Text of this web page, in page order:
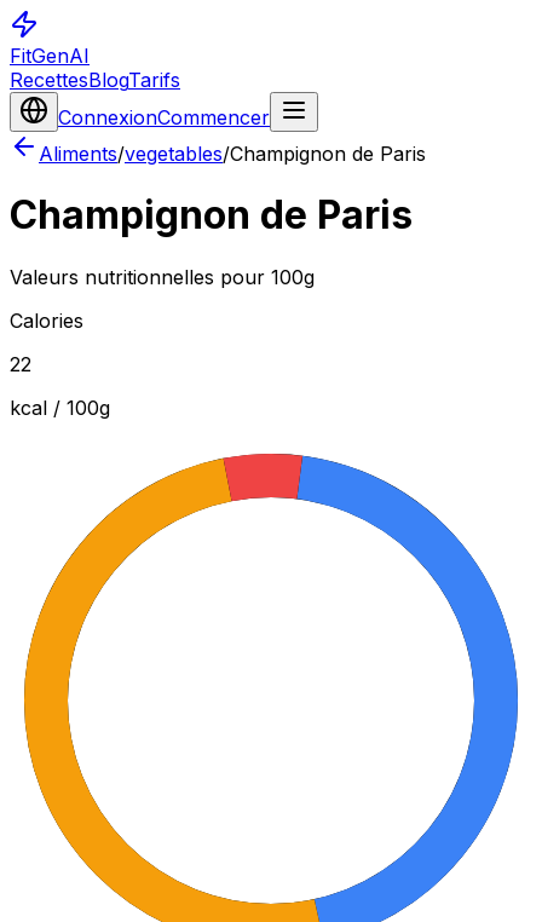
FitGenAI
RecettesBlogTarifs
ConnexionCommencer
Aliments/vegetables/Champignon de Paris
Champignon de Paris
Valeurs nutritionnelles pour 100g
Calories
22
kcal / 100g